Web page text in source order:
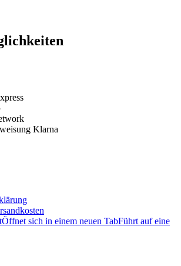
Öffnet sich in einem neuen TabFührt auf eine